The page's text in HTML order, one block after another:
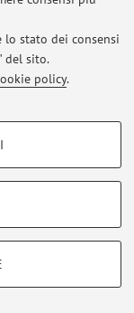
lo stato dei consensi
del sito.
policy.
per il corretto
del sito.
di Bologna - Via
Cookie